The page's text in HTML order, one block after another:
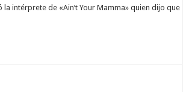
intérprete de «Ain’t Your Mamma» quien dijo que